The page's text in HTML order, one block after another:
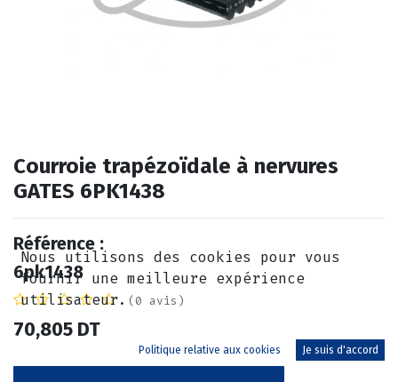
Courroie trapézoïdale à nervures
GATES 6PK1438
Référence :
6pk1438
(0 avis)
70,805 DT
Nous utilisons des cookies pour vous
fournir une meilleure expérience
utilisateur.
Politique relative aux cookies Je suis d'accord